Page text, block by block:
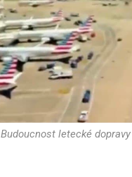
Budoucnost letecké